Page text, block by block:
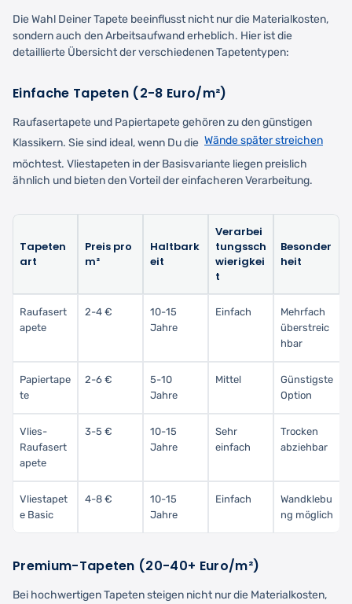
Die Wahl Deiner Tapete beeinflusst nicht nur die Materialkosten,
sondern auch den Arbeitsaufwand erheblich. Hier ist die
detaillierte Übersicht der verschiedenen Tapetentypen:
Einfache Tapeten (2-8 Euro/m²)
Raufasertapete und Papiertapete gehören zu den günstigen
Klassikern. Sie sind ideal, wenn Du die Wände später streichen
möchtest. Vliestapeten in der Basisvariante liegen preislich
ähnlich und bieten den Vorteil der einfacheren Verarbeitung.
Tapeten
art
Preis pro
m²
Haltbark
eit
Verarbei
tungssch
wierigkei
t
Besonder
heit
Raufasert
apete
2-4 €
10-15
Jahre
Einfach
Mehrfach
überstreic
hbar
Papiertape
te
2-6 €
5-10
Jahre
Mittel
Günstigste
Option
Vlies-
Raufasert
apete
3-5 €
10-15
Jahre
Sehr
einfach
Trocken
abziehbar
Vliestapet
e Basic
4-8 €
10-15
Jahre
Einfach
Wandklebu
ng möglich
Premium-Tapeten (20-40+ Euro/m²)
Bei hochwertigen Tapeten steigen nicht nur die Materialkosten,